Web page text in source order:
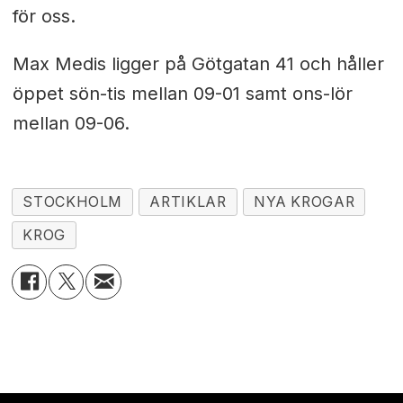
för oss.
Max Medis ligger på Götgatan 41 och håller
öppet sön-tis mellan 09-01 samt ons-lör
mellan 09-06.
STOCKHOLM ARTIKLAR
NYA KROGAR
KROG